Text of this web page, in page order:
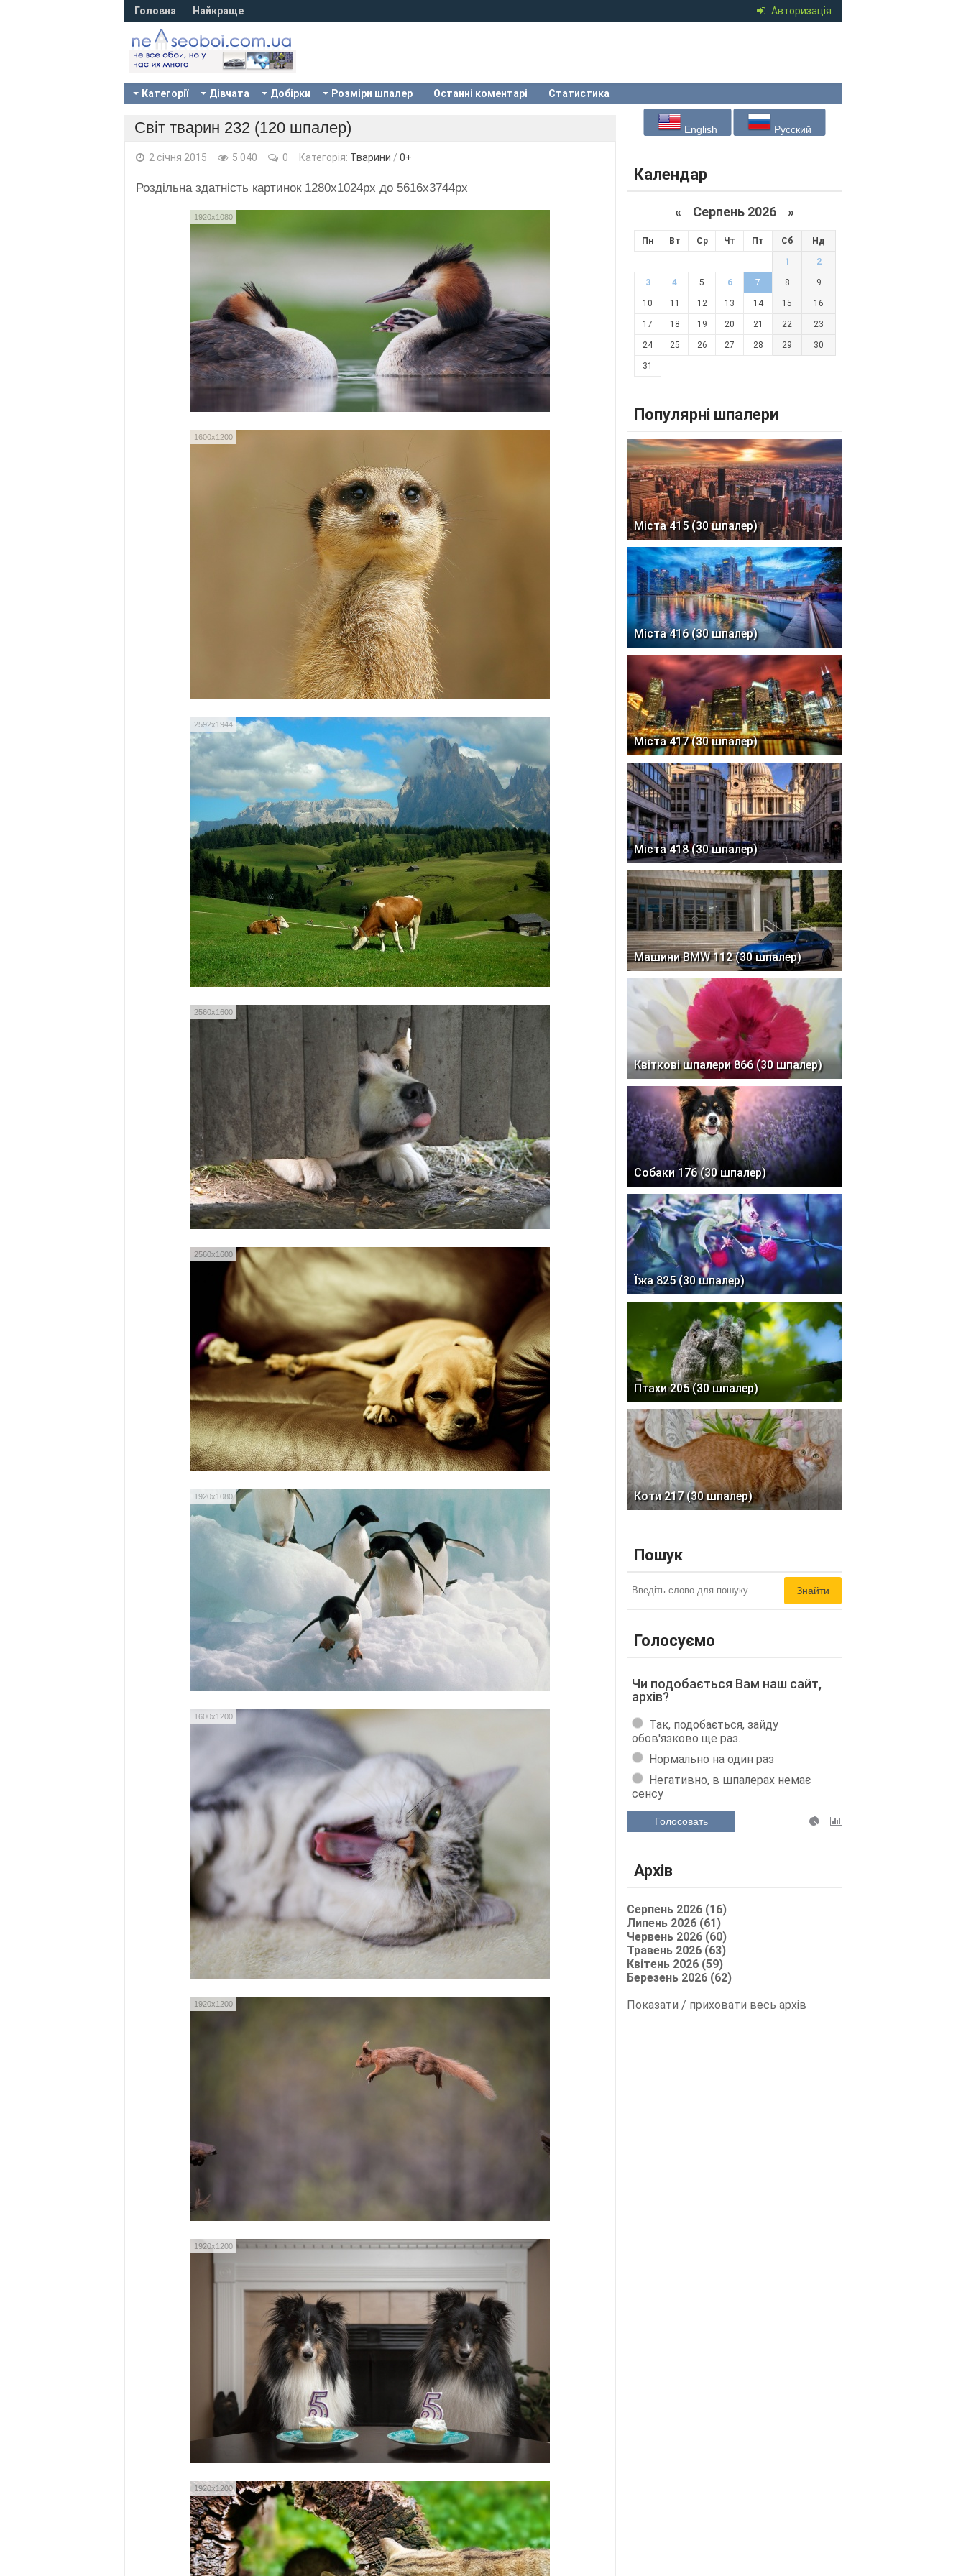
Авторизація
Головна Найкраще
Категорії Дівчата Добірки Розміри шпалер Останні коментарі Статистика
Світ тварин 232 (120 шпалер)
2 січня 2015 5 040 0 Категорія: Тварини / 0+
Роздільна здатність картинок 1280x1024px до 5616x3744px
1920x1080
1600x1200
2592x1944
2560x1600
2560x1600
1920x1080
1600x1200
1920x1200
1920x1200
1920x1200
English Русский
Календар
« Серпень 2026 »
Пн Вт Ср Чт Пт Сб Нд
1 2
3 4 5 6 7 8 9
10 11 12 13 14 15 16
17 18 19 20 21 22 23
24 25 26 27 28 29 30
31
Популярні шпалери
Міста 415 (30 шпалер)
Міста 416 (30 шпалер)
Міста 417 (30 шпалер)
Міста 418 (30 шпалер)
Машини BMW 112 (30 шпалер)
Квіткові шпалери 866 (30 шпалер)
Собаки 176 (30 шпалер)
Їжа 825 (30 шпалер)
Птахи 205 (30 шпалер)
Коти 217 (30 шпалер)
Пошук
Знайти
Голосуємо
Чи подобається Вам наш сайт,
архів?
Так, подобається, зайду
обов'язково ще раз.
Нормально на один раз
Негативно, в шпалерах немає
сенсу
Голосовать
Архів
Серпень 2026 (16)
Липень 2026 (61)
Червень 2026 (60)
Травень 2026 (63)
Квітень 2026 (59)
Березень 2026 (62)
Показати / приховати весь архів